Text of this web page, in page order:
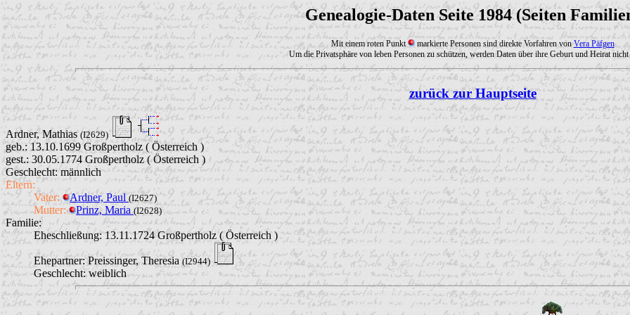
Genealogie-Daten Seite 1984 (Seiten
Mit einem roten Punkt markierte Personen sind direkte Vorfahren vonVera Päfgen
Um die Privatsphäre von leben Personen zu schützen, werden Daten über ihre Geburt und Heirat nicht
zurück zur Hauptseite
Ardner, Mathias (I2629)
geb.: 13.10.1699 Großpertholz ( Österreich )
gest.: 30.05.1774 Großpertholz ( Österreich )
Geschlecht: männlich
Eltern:
Vater:
Ardner, Paul(I2627)
Mutter: Prinz, Maria(I2628)
Familie:
Eheschließung:13.11.1724 Großpertholz ( Österreich )
Ehepartner: Preissinger, Theresia (I2944)
Geschlecht: weiblich